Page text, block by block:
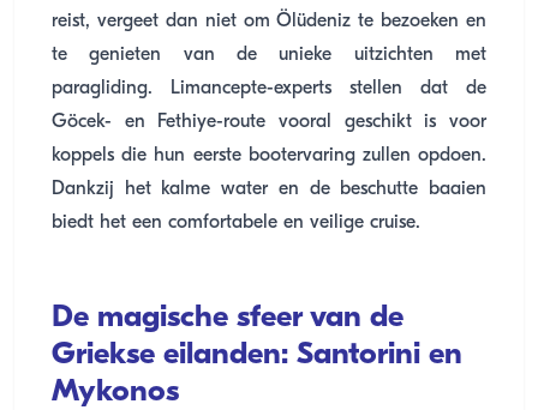
reist, vergeet dan niet om Ölüdeniz te bezoeken en
te genieten van de unieke uitzichten met
paragliding. Limancepte-experts stellen dat de
Göcek- en Fethiye-route vooral geschikt is voor
koppels die hun eerste bootervaring zullen opdoen.
Dankzij het kalme water en de beschutte baaien
biedt het een comfortabele en veilige cruise.
De magische sfeer van de
Griekse eilanden: Santorini en
Mykonos